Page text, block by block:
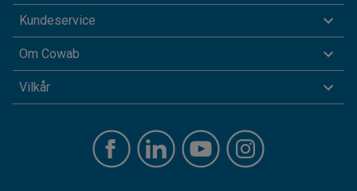
Kundeservice
Om Cowab
Vilkår